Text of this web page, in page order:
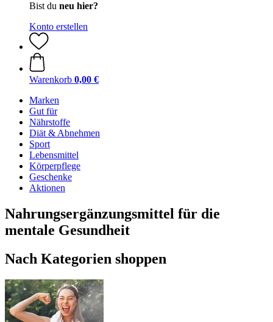
Bist du neu hier?
Konto erstellen
Warenkorb 0,00 €
Marken
Gut für
Nährstoffe
Diät & Abnehmen
Sport
Lebensmittel
Körperpflege
Geschenke
Aktionen
Nahrungsergänzungsmittel für die
mentale Gesundheit
Nach Kategorien shoppen